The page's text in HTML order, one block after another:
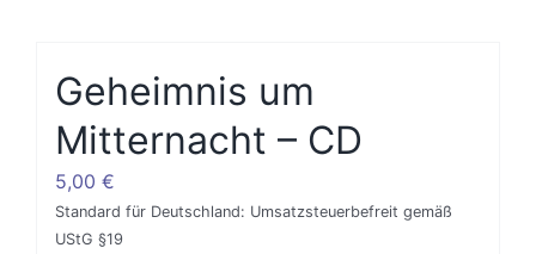
Geheimnis um
Mitternacht – CD
5,00 €
Standard für Deutschland: Umsatzsteuerbefreit gemäß
UStG §19